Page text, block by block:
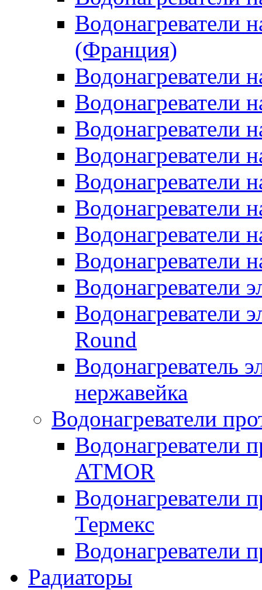
Водонагреватели
(Франция)
Водонагреватели
Водонагреватели
Водонагреватели
Водонагреватели
Водонагреватели
Водонагреватели
Водонагреватели
Водонагреватели
Водонагреватели
Водонагреватели
Round
Водонагреватель
нержавейка
Водонагреватели
Водонагреватели
ATMOR
Водонагреватели
Термекс
Водонагреватели
Радиаторы